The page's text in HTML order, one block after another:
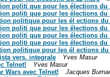
politi que pour les élections du
politi que pour les élections du
politique pour les él ections du
politi que pour les élections du
politi que pour les élections du
politi que pour les élections du
politique pour les él ections du
vers. integrale
Yves Masur
Telnet!
Yves Masur
Wars avec Telnet!
Jacques